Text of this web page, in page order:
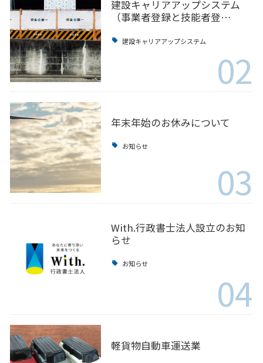
建設キャリアアップシステム
（事業者登録と技能者登…
建設キャリアアップシステム
02
年末年始のお休みについて
お知らせ
03
With.行政書士法人設立のお知
らせ
お知らせ
04
軽貨物自動車運送業